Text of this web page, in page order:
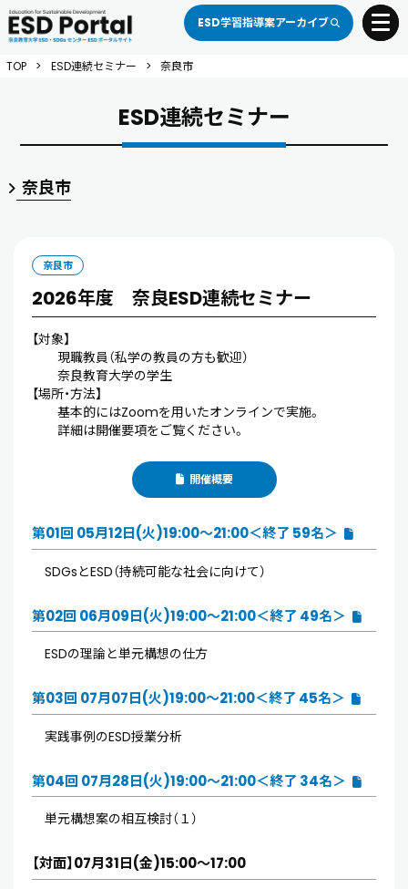
ESD学習指導案アーカイブ toggle
TOP > ESD連続セミナー > 奈良市
ESD連続セミナー
奈良市
奈良市
2026年度 奈良ESD連続セミナー
【対象】
現職教員（私学の教員の方も歓迎）
奈良教育大学の学生
【場所・方法】
基本的にはZoomを用いたオンラインで実施。
詳細は開催要項をご覧ください。
開催概要
第01回 05月12日(火)19:00～21:00＜終了 59名＞
SDGsとESD（持続可能な社会に向けて）
第02回 06月09日(火)19:00～21:00＜終了 49名＞
ESDの理論と単元構想の仕方
第03回 07月07日(火)19:00～21:00＜終了 45名＞
実践事例のESD授業分析
第04回 07月28日(火)19:00～21:00＜終了 34名＞
単元構想案の相互検討（１）
【対面】07月31日(金)15:00～17:00